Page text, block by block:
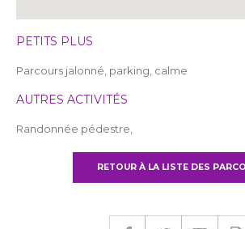
PETITS PLUS
Parcours jalonné, parking, calme
AUTRES ACTIVITÉS
Randonnée pédestre,
RETOUR À LA LISTE DES